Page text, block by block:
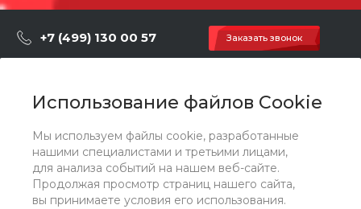
Использование файлов Cookie
Мы используем файлы cookie, разработанные
нашими специалистами и третьими лицами,
для анализа событий на нашем веб-сайте.
Продолжая просмотр страниц нашего сайта,
вы принимаете условия его использования.
+7 (499) 130 00 57 Заказать звонок
г. Москва, Марксистская 3 стр.2
О компании
Каталог